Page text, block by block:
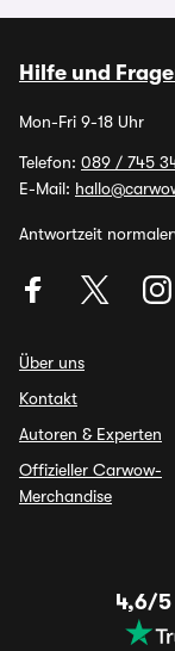
Hilfe und
Mon-Fri 9-18 Uhr
Telefon: 089 / 745
E-Mail:
Antwortzeit
Über uns
Kontakt
Autoren & Experten
Offizieller Carwow-
Merchandise
4,6/5